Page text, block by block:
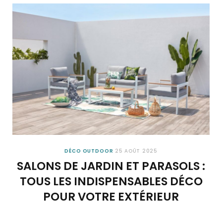
DÉCO OUTDOOR 25 AOÛT 2025
SALONS DE JARDIN ET PARASOLS :
TOUS LES INDISPENSABLES DÉCO
POUR VOTRE EXTÉRIEUR